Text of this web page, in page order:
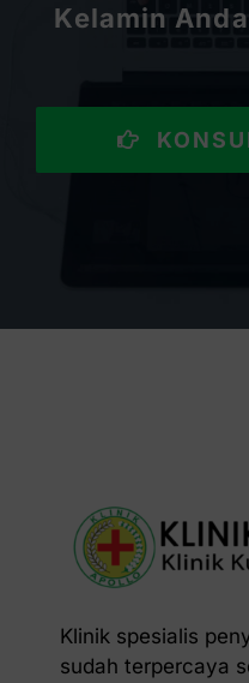
Kelamin
Klinik spesialis
sudah terpercaya